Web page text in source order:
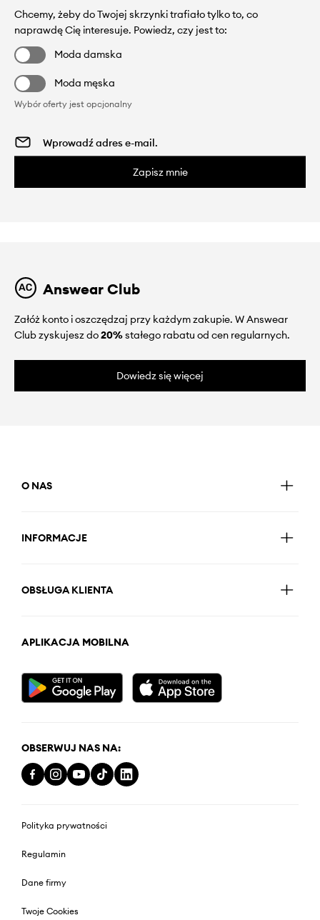
Chcemy, żeby do Twojej skrzynki trafiało tylko to, co
naprawdę Cię interesuje. Powiedz, czy jest to:
Moda damska
Moda męska
Wybór oferty jest opcjonalny
Zapisz mnie
Answear Club
Załóż konto i oszczędzaj przy każdym zakupie. W Answear
Club zyskujesz do20%stałego rabatu od cen regularnych.
Dowiedz się więcej
O NAS
INFORMACJE
OBSŁUGA KLIENTA
APLIKACJA MOBILNA
OBSERWUJ NAS NA:
Polityka prywatności
Regulamin
Dane firmy
Twoje Cookies